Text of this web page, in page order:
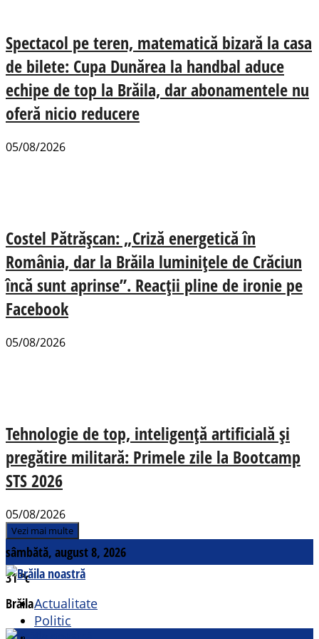
Spectacol pe teren, matematică bizară la casa
de bilete: Cupa Dunărea la handbal aduce
echipe de top la Brăila, dar abonamentele nu
oferă nicio reducere
05/08/2026
Costel Pătrășcan: „Criză energetică în
România, dar la Brăila luminițele de Crăciun
încă sunt aprinse”. Reacții pline de ironie pe
Facebook
05/08/2026
Tehnologie de top, inteligență artificială și
pregătire militară: Primele zile la Bootcamp
STS 2026
05/08/2026
Vezi mai multe
sâmbătă, august 8, 2026
31°c
BrăilaActualitate
Politic